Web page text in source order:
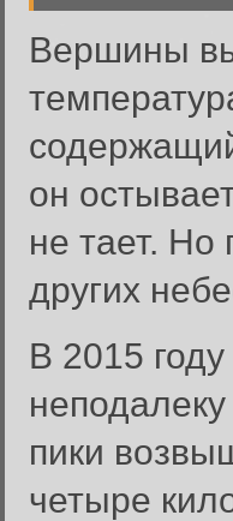
Вершины
он
не тает. Но
других
В 2015
пики
четыре